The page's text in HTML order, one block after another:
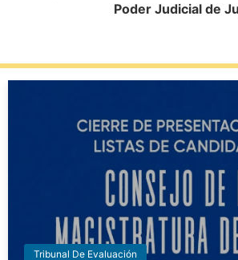
Poder Judicial de
Tribunal De Evaluación